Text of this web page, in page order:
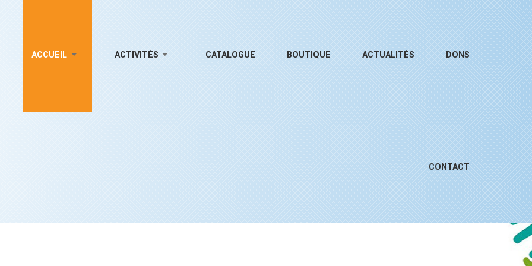
ACCUEIL ACTIVITÉS CATALOGUE BOUTIQUE ACTUALITÉS DONS
CONTACT